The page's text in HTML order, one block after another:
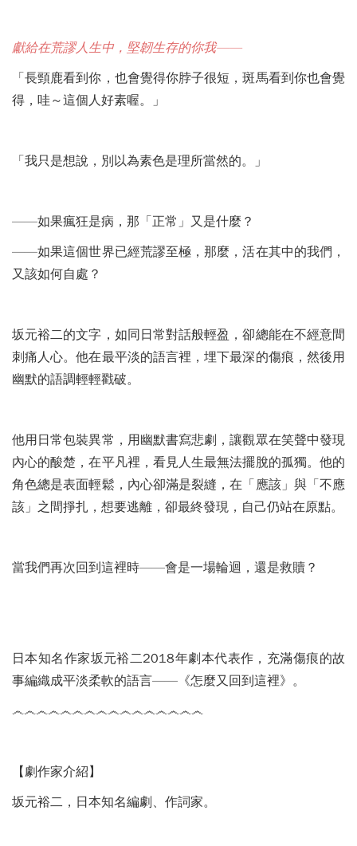
獻給在荒謬人生中，堅韌生存的你我——
「長頸鹿看到你，也會覺得你脖子很短，斑馬看到你也會覺
得，哇～這個人好素喔。」
「我只是想說，別以為素色是理所當然的。」
——如果瘋狂是病，那「正常」又是什麼？
——如果這個世界已經荒謬至極，那麼，活在其中的我們，
又該如何自處？
坂元裕二的文字，如同日常對話般輕盈，卻總能在不經意間
刺痛人心。他在最平淡的語言裡，埋下最深的傷痕，然後用
幽默的語調輕輕戳破。
他用日常包裝異常，用幽默書寫悲劇，讓觀眾在笑聲中發現
內心的酸楚，在平凡裡，看見人生最無法擺脫的孤獨。他的
角色總是表面輕鬆，內心卻滿是裂縫，在「應該」與「不應
該」之間掙扎，想要逃離，卻最終發現，自己仍站在原點。
當我們再次回到這裡時——會是一場輪迴，還是救贖？
日本知名作家坂元裕二2018年劇本代表作，充滿傷痕的故
事編織成平淡柔軟的語言——《怎麼又回到這裡》。
෴෴෴෴෴෴෴෴෴෴෴෴෴෴෴෴
【劇作家介紹】
坂元裕二，日本知名編劇、作詞家。